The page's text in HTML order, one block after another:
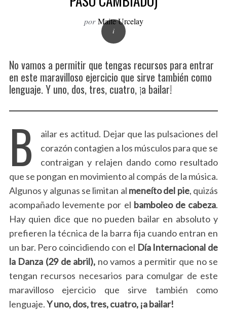
por Maite Urcelay
No vamos a permitir que tengas recursos para entrar
en este maravilloso ejercicio que sirve también como
lenguaje. Y uno, dos, tres, cuatro, ¡a bailar!
B
ailar es actitud. Dejar que las pulsaciones del
corazón contagien a los músculos para que se
contraigan y relajen dando como resultado
que se pongan en movimiento al compás de la música.
Algunos y algunas se limitan al meneíto del pie, quizás
acompañado levemente por el bamboleo de cabeza.
Hay quien dice que no pueden bailar en absoluto y
prefieren la técnica de la barra fija cuando entran en
un bar. Pero coincidiendo con el Día Internacional de
la Danza (29 de abril), no vamos a permitir que no se
tengan recursos necesarios para comulgar de este
maravilloso ejercicio que sirve también como
lenguaje.Y uno, dos, tres, cuatro, ¡a bailar!